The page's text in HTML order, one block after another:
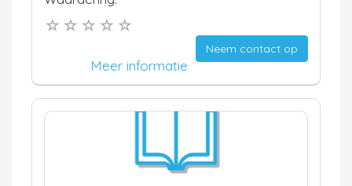
Neem contact op
Meer informatie